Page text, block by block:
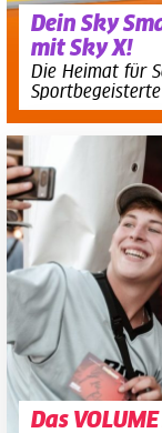
Dein Sky
mit Sky X!
Die Heimat für
Sportbegeisterte
Das